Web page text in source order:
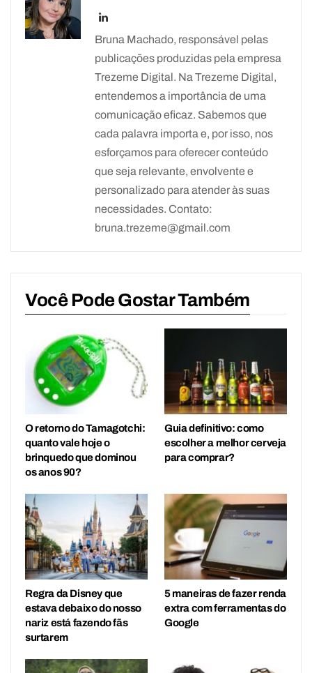
Bruna Machado, responsável pelas
publicações produzidas pela empresa
Trezeme Digital. Na Trezeme Digital,
entendemos a importância de uma
comunicação eficaz. Sabemos que
cada palavra importa e, por isso, nos
esforçamos para oferecer conteúdo
que seja relevante, envolvente e
personalizado para atender às suas
necessidades. Contato:
bruna.trezeme@gmail.com
Você Pode Gostar Também
O retorno do Tamagotchi:
quanto vale hoje o
brinquedo que dominou
os anos 90?
Guia definitivo: como
escolher a melhor cerveja
para comprar?
Regra da Disney que
estava debaixo do nosso
nariz está fazendo fãs
surtarem
5 maneiras de fazer renda
extra com ferramentas do
Google